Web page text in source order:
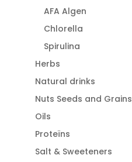
AFA Algen
Chlorella
Spirulina
Herbs
Natural drinks
Nuts Seeds and Grains
Oils
Proteïns
Salt & Sweeteners